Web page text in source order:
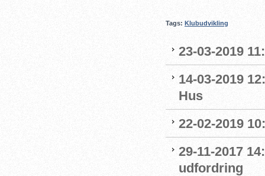
Tags: Klubudvikling
23-03-2019
14-03-2019
Hus
22-02-2019
29-11-2017
udfordring